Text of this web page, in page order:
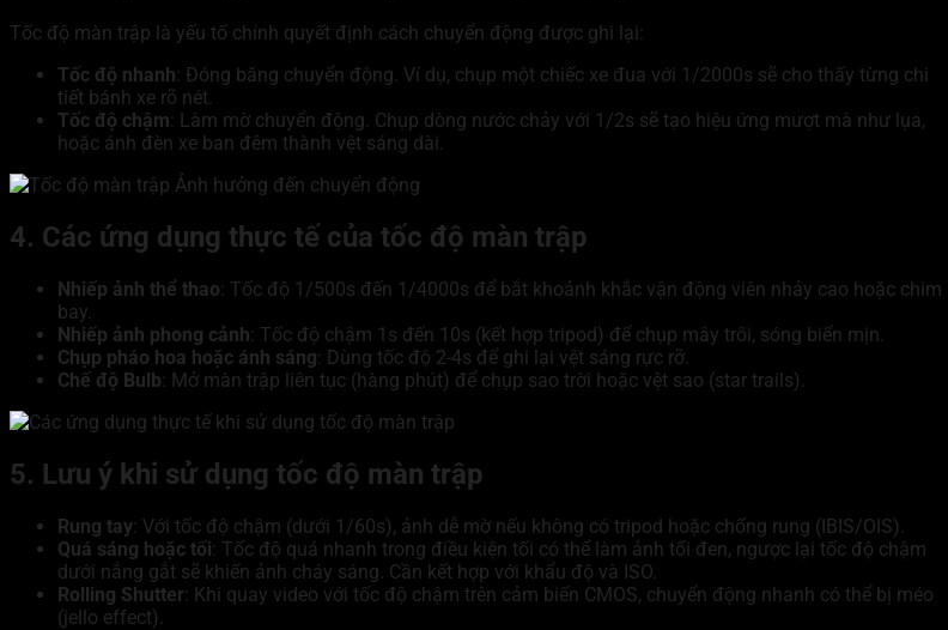
Tốc độ màn trập là yếu tố chính quyết định cách chuyển động được ghi lại:
Tốc độ nhanh: Đóng băng chuyển động. Ví dụ, chụp một chiếc xe đua với 1/2000s sẽ cho thấy từng chi
tiết bánh xe rõ nét.
Tốc độ chậm: Làm mờ chuyển động. Chụp dòng nước chảy với 1/2s sẽ tạo hiệu ứng mượt mà như lụa,
hoặc ánh đèn xe ban đêm thành vệt sáng dài.
4. Các ứng dụng thực tế của tốc độ màn trập
Nhiếp ảnh thể thao: Tốc độ 1/500s đến 1/4000s để bắt khoảnh khắc vận động viên nhảy cao hoặc chim
bay.
Nhiếp ảnh phong cảnh: Tốc độ chậm 1s đến 10s (kết hợp tripod) để chụp mây trôi, sóng biển mịn.
Chụp pháo hoa hoặc ánh sáng: Dùng tốc độ 2-4s để ghi lại vệt sáng rực rỡ.
Chế độ Bulb: Mở màn trập liên tục (hàng phút) để chụp sao trời hoặc vệt sao (star trails).
5. Lưu ý khi sử dụng tốc độ màn trập
Rung tay: Với tốc độ chậm (dưới 1/60s), ảnh dễ mờ nếu không có tripod hoặc chống rung (IBIS/OIS).
Quá sáng hoặc tối: Tốc độ quá nhanh trong điều kiện tối có thể làm ảnh tối đen, ngược lại tốc độ chậm
dưới nắng gắt sẽ khiến ảnh cháy sáng. Cần kết hợp với khẩu độ và ISO.
Rolling Shutter: Khi quay video với tốc độ chậm trên cảm biến CMOS, chuyển động nhanh có thể bị méo
(jello effect).